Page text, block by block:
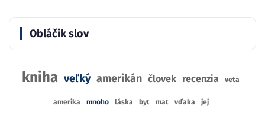
Obláčik slov
kniha veľký amerikán človek recenzia veta
amerika mnoho láska byt mat vďaka jej